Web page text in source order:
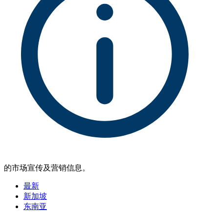
的市场宣传及营销信息。
最新
新加坡
东南亚